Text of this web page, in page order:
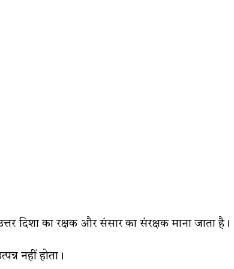
दिशा का रक्षक और संसार का संरक्षक माना जाता है।
नहीं होता।